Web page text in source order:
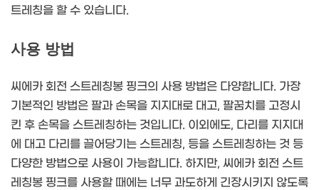
트레칭을 할 수 있습니다.
사용 방법
씨에카 회전 스트레칭봉 핑크의 사용 방법은 다양합니다. 가장
기본적인 방법은 팔과 손목을 지지대로 대고, 팔꿈치를 고정시
킨 후 손목을 스트레칭하는 것입니다. 이외에도, 다리를 지지대
에 대고 다리를 끌어당기는 스트레칭, 등을 스트레칭하는 것 등
다양한 방법으로 사용이 가능합니다. 하지만, 씨에카 회전 스트
레칭봉 핑크를 사용할 때에는 너무 과도하게 긴장시키지 않도록